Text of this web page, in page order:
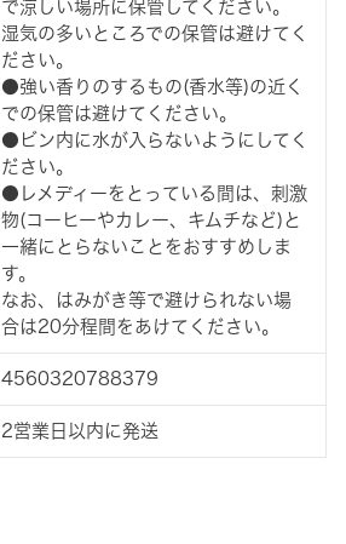
で涼しい場所に保管してください。
湿気の多いところでの保管は避けてく
ださい。
●強い香りのするもの(香水等)の近く
での保管は避けてください。
●ビン内に水が入らないようにしてく
ださい。
●レメディーをとっている間は、刺激
物(コーヒーやカレー、キムチなど)と
一緒にとらないことをおすすめしま
す。
なお、はみがき等で避けられない場
合は20分程間をあけてください。
4560320788379
2営業日以内に発送